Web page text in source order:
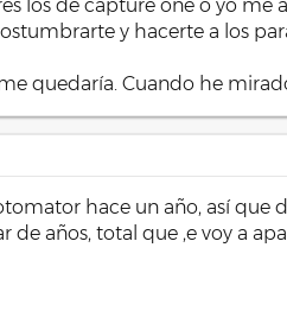
los de capture one o yo
y hacerte a los
quedaría. Cuando he
hace un año, así
años, total que ,e voy a